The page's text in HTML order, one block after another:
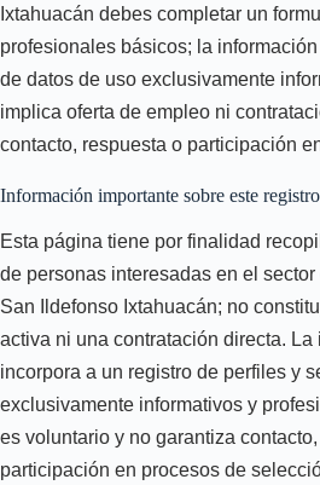
Ixtahuacán debes completar un
profesionales básicos; la
de datos de uso exclusivamente
implica oferta de empleo ni
contacto, respuesta o participación
Información importante sobre este
Esta página tiene por finalidad
de personas interesadas en el
San Ildefonso Ixtahuacán; no
activa ni una contratación directa.
incorpora a un registro de perfiles y
exclusivamente informativos y
es voluntario y no garantiza
participación en procesos de